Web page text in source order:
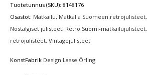
Tuotetunnus (SKU): 8148176
Osastot: Matkailu, Matkalla Suomeen retrojulisteet,
Nostalgiset julisteet, Retro Suomi-matkailujulisteet,
retrojulisteet, Vintagejulisteet
KonstFabrik Design Lasse Örling